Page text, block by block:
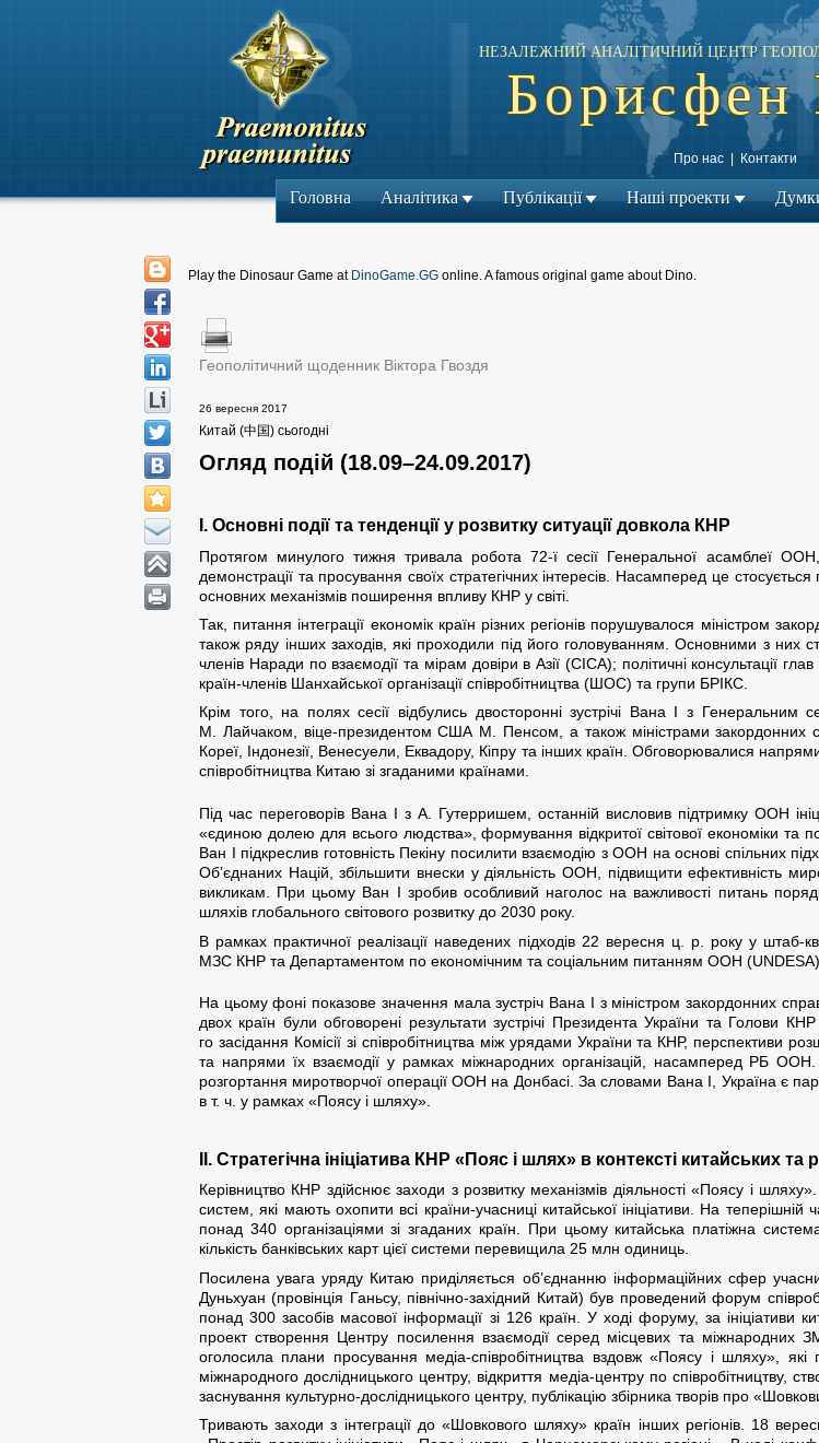
НЕЗАЛЕЖНИЙ АНАЛІТИЧНИЙ ЦЕНТР
Борисфен
Про нас| Контакти
Головна Аналітика Публікації Наші проекти
Play the Dinosaur Game at DinoGame.GG online. A famous original game about Dino.
Геополітичний щоденник Віктора Гвоздя
26 вересня 2017
Китай (中国) сьогодні
Огляд подій (18.09–24.09.2017)
І. Основні події та тенденції у розвитку ситуації довкола КНР
Протягом минулого тижня тривала робота 72-ї сесії Генеральної асамблеї
демонстрації та просування своїх стратегічних інтересів. Насамперед це стосується
основних механізмів поширення впливу КНР у світі.
Так, питання інтеграції економік країн різних регіонів порушувалося міністром
також ряду інших заходів, які проходили під його головуванням. Основними з них
членів Наради по взаємодії та мірам довіри в Азії (CICA); політичні консультації
країн-членів Шанхайської організації співробітництва (ШОС) та групи БРІКС.
Крім того, на полях сесії відбулись двосторонні зустрічі Вана І з
М. Лайчаком, віце-президентом США М. Пенсом, а також міністрами закордонних
Кореї, Індонезії, Венесуели, Еквадору, Кіпру та інших країн. Обговорювалися
співробітництва Китаю зі згаданими країнами.
Під час переговорів Вана І з А. Гутерришем, останній висловив підтримку ООН
«єдиною долею для всього людства», формування відкритої світової економіки та
Ван І підкреслив готовність Пекіну посилити взаємодію з ООН на основі спільних
Об’єднаних Націй, збільшити внески у діяльність ООН, підвищити ефективність
викликам. При цьому Ван І зробив особливий наголос на важливості питань
шляхів глобального світового розвитку до 2030 року.
В рамках практичної реалізації наведених підходів 22 вересня ц. р. року у
МЗС КНР та Департаментом по економічним та соціальним питанням ООН (UNDESA)
На цьому фоні показове значення мала зустріч Вана І з міністром закордонних
двох країн були обговорені результати зустрічі Президента України та Голови
го засідання Комісії зі співробітництва між урядами України та КНР, перспективи
та напрями їх взаємодії у рамках міжнародних організацій, насамперед РБ
розгортання миротворчої операції ООН на Донбасі. За словами Вана І, Україна є
в т. ч. у рамках «Поясу і шляху».
ІІ. Стратегічна ініціатива КНР «Пояс і шлях» в контексті китайських та
Керівництво КНР здійснює заходи з розвитку механізмів діяльності «Поясу і
систем, які мають охопити всі країни-учасниці китайської ініціативи. На
понад 340 організаціями зі згаданих країн. При цьому китайська платіжна
кількість банківських карт цієї системи перевищила 25 млн одиниць.
Посилена увага уряду Китаю приділяється об’єднанню інформаційних сфер
Дуньхуан (провінція Ганьсу, північно-західний Китай) був проведений форум
понад 300 засобів масової інформації зі 126 країн. У ході форуму, за
проект створення Центру посилення взаємодії серед місцевих та
оголосила плани просування медіа-співробітництва вздовж «Поясу і шляху»,
міжнародного дослідницького центру, відкриття медіа-центру по співробітництву,
заснування культурно-дослідницького центру, публікацію збірника творів про
Тривають заходи з інтеграції до «Шовкового шляху» країн інших регіонів. 18